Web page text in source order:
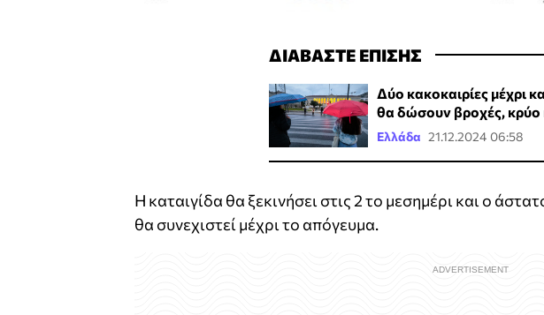
ΔΙΑΒΑΣΤΕ ΕΠΙΣΗΣ
Δύο κακοκαιρίες μέχρι
θα δώσουν βροχές, κρύο
Ελλάδα 21.12.2024 06:58
Η καταιγίδα θα ξεκινήσει στις 2 το μεσημέρι και ο
θα συνεχιστεί μέχρι το απόγευμα.